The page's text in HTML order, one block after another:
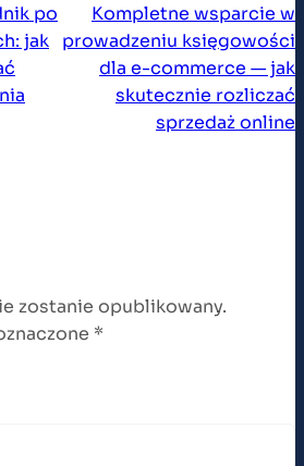
po
jak
Kompletne wsparcie w
prowadzeniu księgowości
dla e-commerce — jak
skutecznie rozliczać
sprzedaż online
zostanie opublikowany.
*